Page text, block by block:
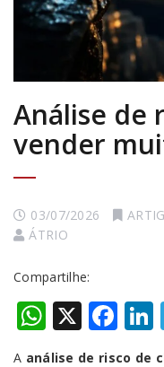
Análise de
vender
03/07/2026
ÁTRIO
Compartilhe:
X
A análise de risco de